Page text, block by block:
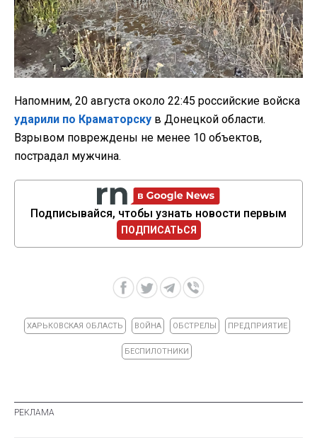
Напомним, 20 августа около 22:45 российские войска
ударили по Краматорску в Донецкой области.
Взрывом повреждены не менее 10 объектов,
пострадал мужчина.
Подписывайся, чтобы узнать новости первым
ПОДПИСАТЬСЯ
ХАРЬКОВСКАЯ ОБЛАСТЬ ВОЙНА ОБСТРЕЛЫ ПРЕДПРИЯТИЕ
БЕСПИЛОТНИКИ